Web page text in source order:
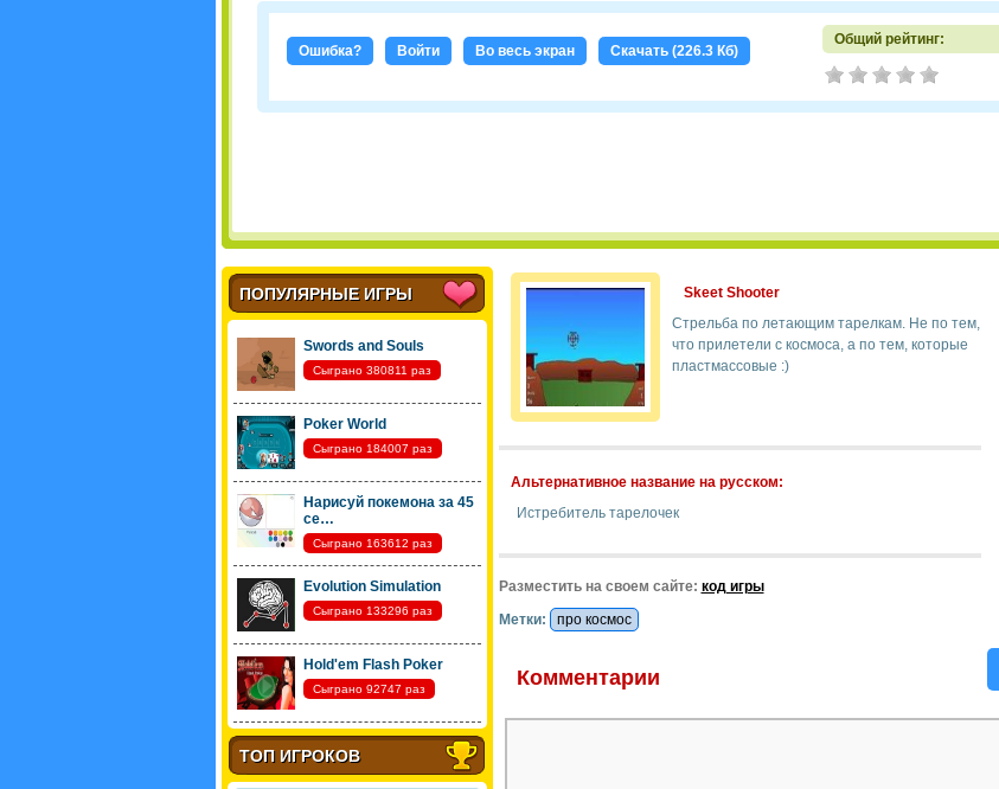
Ошибка? Войти Во весь экран Скачать (226.3 Кб)
Общий рейтинг:
ПОПУЛЯРНЫЕ ИГРЫ
Swords and Souls
Сыграно 380811 раз
Poker World
Сыграно 184007 раз
Нарисуй покемона за 45
се…
Сыграно 163612 раз
Evolution Simulation
Сыграно 133296 раз
Hold'em Flash Poker
Сыграно 92747 раз
ТОП ИГРОКОВ
Skeet Shooter
Стрельба по летающим тарелкам. Не по тем,
что прилетели с космоса, а по тем, которые
пластмассовые :)
Альтернативное название на русском:
Истребитель тарелочек
Разместить на своем сайте: код игры
Метки:
про космос
Комментарии